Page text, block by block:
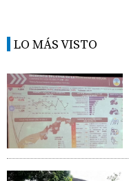
LO MÁS VISTO